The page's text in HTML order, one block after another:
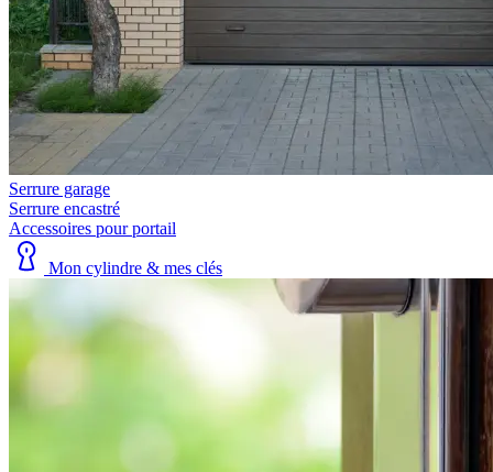
Serrure garage
Serrure encastré
Accessoires pour portail
Mon cylindre & mes clés